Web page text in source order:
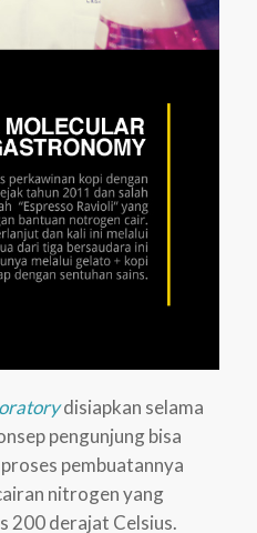
disiapkan selama
pengunjung bisa
pembuatannya
nitrogen yang
200 derajat Celsius.